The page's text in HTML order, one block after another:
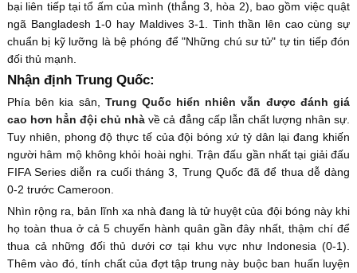
bại liên tiếp tại tổ ấm của mình (thắng 3, hòa 2), bao gồm việc quật
ngã Bangladesh 1-0 hay Maldives 3-1. Tinh thần lên cao cùng sự
chuẩn bị kỹ lưỡng là bệ phóng để "Những chú sư tử" tự tin tiếp đón
đối thủ mạnh.
Nhận định Trung Quốc:
Phía bên kia sân, Trung Quốc hiển nhiên vẫn được đánh giá
cao hơn hẳn đội chủ nhàvề cả đẳng cấp lẫn chất lượng nhân sự.
Tuy nhiên, phong độ thực tế của đội bóng xứ tỷ dân lại đang khiến
người hâm mộ không khỏi hoài nghi. Trận đấu gần nhất tại giải đấu
FIFA Series diễn ra cuối tháng 3, Trung Quốc đã để thua dễ dàng
0-2 trước Cameroon.
Nhìn rộng ra, bản lĩnh xa nhà đang là tử huyệt của đội bóng này khi
họ toàn thua ở cả 5 chuyến hành quân gần đây nhất, thậm chí để
thua cả những đối thủ dưới cơ tại khu vực như Indonesia (0-1).
Thêm vào đó, tính chất của đợt tập trung này buộc ban huấn luyện